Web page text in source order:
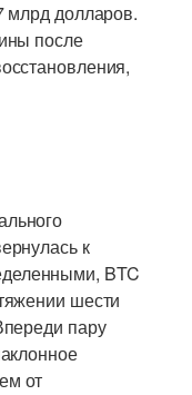
млрд долларов.
после
к
BTC
шести
пару
от